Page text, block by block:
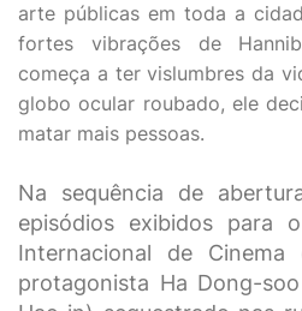
arte públicas em toda a
fortes vibrações de
começa a ter vislumbres da
globo ocular roubado, ele
matar mais pessoas.
Na sequência de
episódios exibidos para
Internacional de
protagonista Ha Dong-